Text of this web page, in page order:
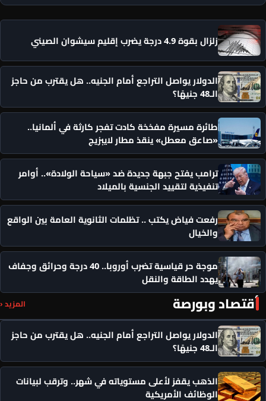
زلزال بقوة 4.9 درجة يضرب إقليم سيشوان الصيني
الدولار يواصل التراجع أمام الجنيه.. هل يقترب من حاجز
الـ48 جنيهًا؟
طائرة مسيرة مفخخة كادت تفجر كارثة في ألمانيا..
«صاعق معطل» ينقذ مطار لايبزيج
ترامب يفتح جبهة جديدة ضد «سياحة الولادة».. أوامر
تنفيذية لتقييد الجنسية بالميلاد
رفعت فياض يكتب .. تظلمات الثانوية العامة بين الواقع
والخيال
موجة حر قياسية تضرب أوروبا.. 40 درجة وحرائق وجفاف
يهدد الطاقة والنقل
أقتصاد وبورصة المزيد ‹
الدولار يواصل التراجع أمام الجنيه.. هل يقترب من حاجز
الـ48 جنيهًا؟
الذهب يقفز لأعلى مستوياته في شهر.. وترقب لبيانات
الوظائف الأمريكية